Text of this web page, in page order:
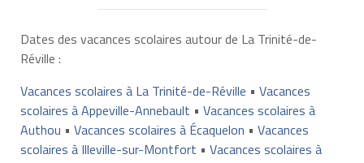
Dates des vacances scolaires autour de La Trinité-de-
Réville :
Vacances scolaires à La Trinité-de-Réville • Vacances
scolaires à Appeville-Annebault • Vacances scolaires à
Authou • Vacances scolaires à Écaquelon • Vacances
scolaires à Illeville-sur-Montfort • Vacances scolaires à